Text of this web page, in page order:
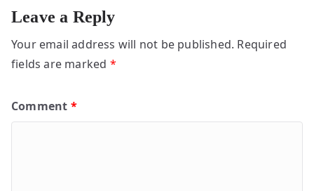
Leave a Reply
Your email address will not be published. Required
fields are marked *
Comment *